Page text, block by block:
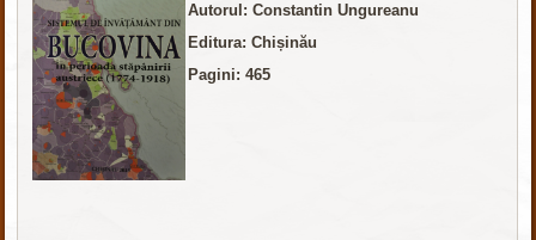
Autorul: Constantin Ungureanu
Editura: Chișinău
Pagini: 465